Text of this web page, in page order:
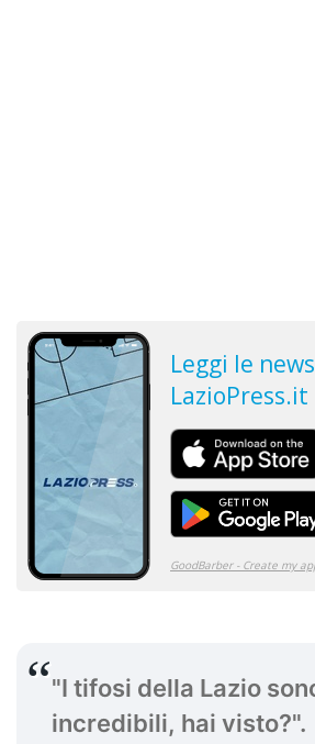
"I tifosi della Lazio
incredibili, hai visto?".